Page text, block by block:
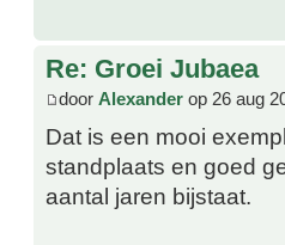
Re: Groei Jubaea
door Alexander op 26 aug
Dat is een mooi
standplaats en goed
aantal jaren bijstaat.